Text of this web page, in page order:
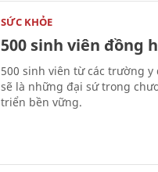
SỨC KHỎE
500 sinh viên đồng
500 sinh viên từ các trường
sẽ là những đại sứ trong
triển bền vững.